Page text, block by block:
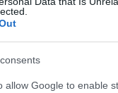
allow Google to enable
tucatnyi
is
a tini.
duplán igazolt